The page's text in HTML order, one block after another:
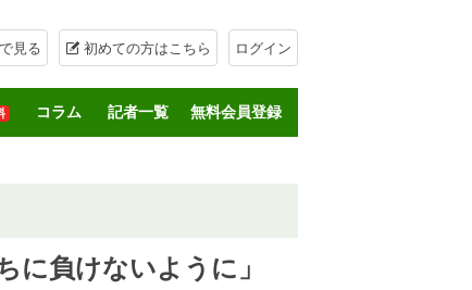
見る 初めての方はこちら ログイン
コラム 記者一覧 無料会員登録
に負けないように」